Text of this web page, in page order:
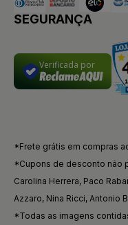
SEGURANÇA
Verificada por
*Frete grátis em compras
*Cupons de desconto não
Carolina Herrera, Paco
Azzaro, Nina Ricci, Antonio
*Todas as imagens